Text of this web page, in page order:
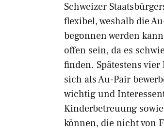
Schweizer
flexibel, weshalb die
begonnen werden
offen sein, da es
finden. Spätestens
sich als Au-Pair
wichtig und
Kinderbetreuung
können, die nicht von